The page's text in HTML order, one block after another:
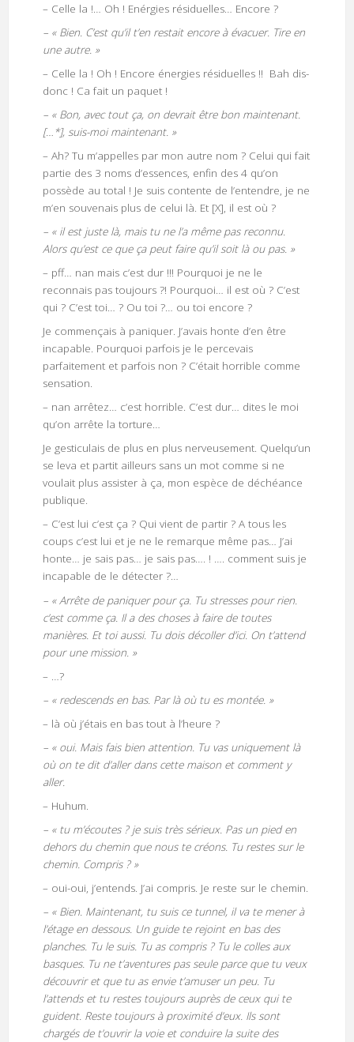
– Celle la !… Oh ! Enérgies résiduelles… Encore ?
– « Bien. C’est qu’il t’en restait encore à évacuer. Tire en
une autre. »
– Celle la ! Oh ! Encore énergies résiduelles !! Bah dis-
donc ! Ca fait un paquet !
– « Bon, avec tout ça, on devrait être bon maintenant.
[…*], suis-moi maintenant. »
– Ah? Tu m’appelles par mon autre nom ? Celui qui fait
partie des 3 noms d’essences, enfin des 4 qu’on
possède au total ! Je suis contente de l’entendre, je ne
m’en souvenais plus de celui là. Et [X], il est où ?
– « il est juste là, mais tu ne l’a même pas reconnu.
Alors qu’est ce que ça peut faire qu’il soit là ou pas. »
– pff… nan mais c’est dur !!! Pourquoi je ne le
reconnais pas toujours ?! Pourquoi… il est où ? C’est
qui ? C’est toi… ? Ou toi ?… ou toi encore ?
Je commençais à paniquer. J’avais honte d’en être
incapable. Pourquoi parfois je le percevais
parfaitement et parfois non ? C’était horrible comme
sensation.
– nan arrêtez… c’est horrible. C’est dur… dites le moi
qu’on arrête la torture…
Je gesticulais de plus en plus nerveusement. Quelqu’un
se leva et partit ailleurs sans un mot comme si ne
voulait plus assister à ça, mon espèce de déchéance
publique.
– C’est lui c’est ça ? Qui vient de partir ? A tous les
coups c’est lui et je ne le remarque même pas… J’ai
honte… je sais pas… je sais pas…. ! …. comment suis je
incapable de le détecter ?…
– « Arrête de paniquer pour ça. Tu stresses pour rien.
c’est comme ça. Il a des choses à faire de toutes
manières. Et toi aussi. Tu dois décoller d’ici. On t’attend
pour une mission. »
– …?
– « redescends en bas. Par là où tu es montée. »
– là où j’étais en bas tout à l’heure ?
– « oui. Mais fais bien attention. Tu vas uniquement là
où on te dit d’aller dans cette maison et comment y
aller.
– Huhum.
– « tu m’écoutes ? je suis très sérieux. Pas un pied en
dehors du chemin que nous te créons. Tu restes sur le
chemin. Compris ? »
– oui-oui, j’entends. J’ai compris. Je reste sur le chemin.
– « Bien. Maintenant, tu suis ce tunnel, il va te mener à
l’étage en dessous. Un guide te rejoint en bas des
planches. Tu le suis. Tu as compris ? Tu le colles aux
basques. Tu ne t’aventures pas seule parce que tu veux
découvrir et que tu as envie t’amuser un peu. Tu
l’attends et tu restes toujours auprès de ceux qui te
guident. Reste toujours à proximité d’eux. Ils sont
chargés de t’ouvrir la voie et conduire la suite des